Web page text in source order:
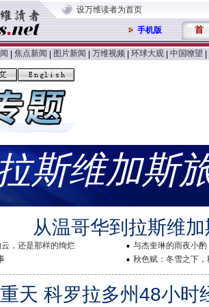
设万维读者为首页
手机版 首
焦点新闻 图片新闻 万维视频 环球大观 中国嘹望
斯维加斯
从温哥华到拉斯维
，还是那样的绚烂
与杰奎琳的雨夜小酌
秋色赋：冬雪之下，
天 科罗拉多州48小时